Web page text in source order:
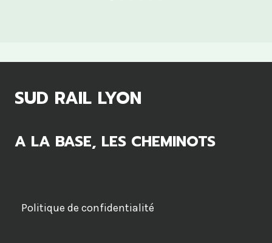
SUD RAIL LYON
A LA BASE, LES CHEMINOTS
Politique de confidentialité